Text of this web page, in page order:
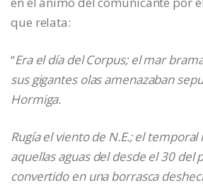
que relata:
“Era el día del Corpus; el mar
sus gigantes olas amenazaban
Hormiga.
Rugía el viento de N.E.; el
aquellas aguas del desde el 30 del
convertido en una borrasca